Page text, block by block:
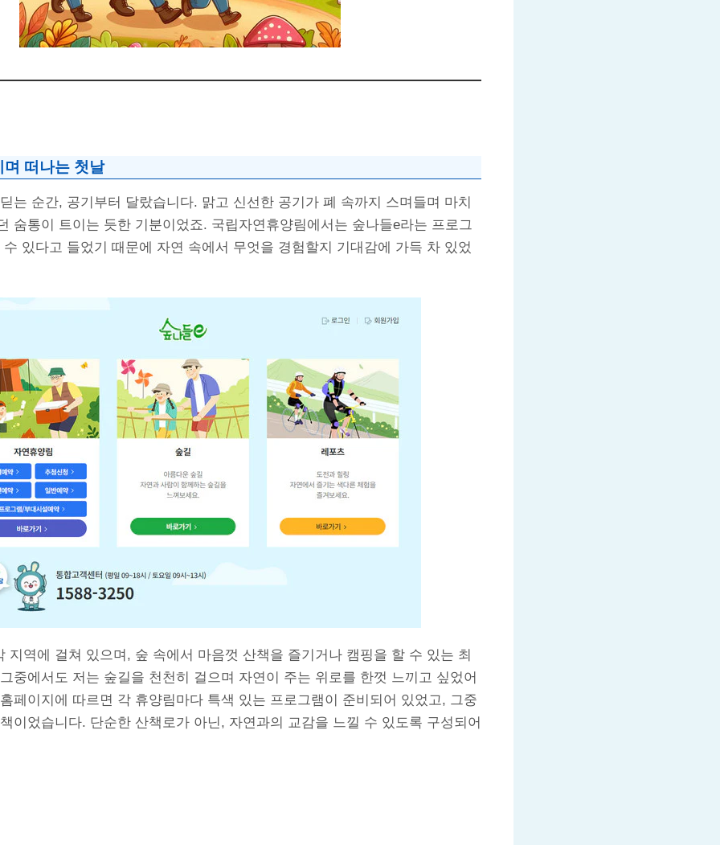
떠나는 첫날
는 순간, 공기부터 달랐습니다. 맑고 신선한 공기가 폐 속까지 스며들며 마치
숨통이 트이는 듯한 기분이었죠. 국립자연휴양림에서는 숲나들e라는 프로그
있다고 들었기 때문에 자연 속에서 무엇을 경험할지 기대감에 가득 차 있었
지역에 걸쳐 있으며, 숲 속에서 마음껏 산책을 즐기거나 캠핑을 할 수 있는 최
중에서도 저는 숲길을 천천히 걸으며 자연이 주는 위로를 한껏 느끼고 싶었어
페이지에 따르면 각 휴양림마다 특색 있는 프로그램이 준비되어 있었고, 그중
이었습니다. 단순한 산책로가 아닌, 자연과의 교감을 느낄 수 있도록 구성되어